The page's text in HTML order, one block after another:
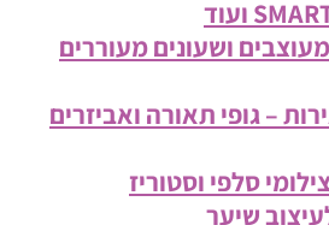
ושעונים מעוררים
– גופי תאורה ואביזרים
סלפי וסטוריז
שיער